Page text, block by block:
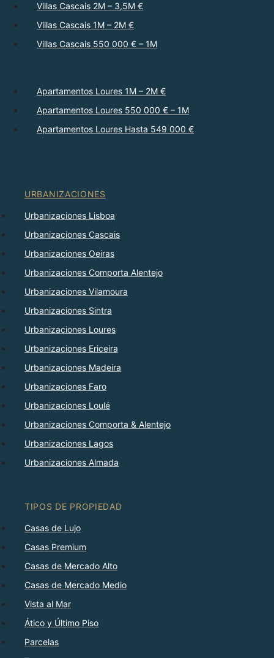
Villas Cascais 2M – 3,5M €
Villas Cascais 1M – 2M €
Villas Cascais 550 000 € – 1M
Apartamentos Loures 1M – 2M €
Apartamentos Loures 550 000 € – 1M
Apartamentos Loures Hasta 549 000 €
URBANIZACIONES
Urbanizaciones Lisboa
Urbanizaciones Cascais
Urbanizaciones Oeiras
Urbanizaciones Comporta Alentejo
Urbanizaciones Vilamoura
Urbanizaciones Sintra
Urbanizaciones Loures
Urbanizaciones Ericeira
Urbanizaciones Madeira
Urbanizaciones Faro
Urbanizaciones Loulé
Urbanizaciones Comporta & Alentejo
Urbanizaciones Lagos
Urbanizaciones Almada
TIPOS DE PROPIEDAD
Casas de Lujo
Casas Premium
Casas de Mercado Alto
Casas de Mercado Medio
Vista al Mar
Ático y Último Piso
Parcelas